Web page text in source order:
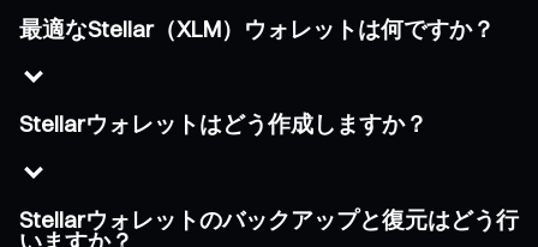
最適なStellar（XLM）ウォレットは何ですか？
Stellarウォレットはどう作成しますか？
Stellarウォレットのバックアップと復元はどう行
いますか？